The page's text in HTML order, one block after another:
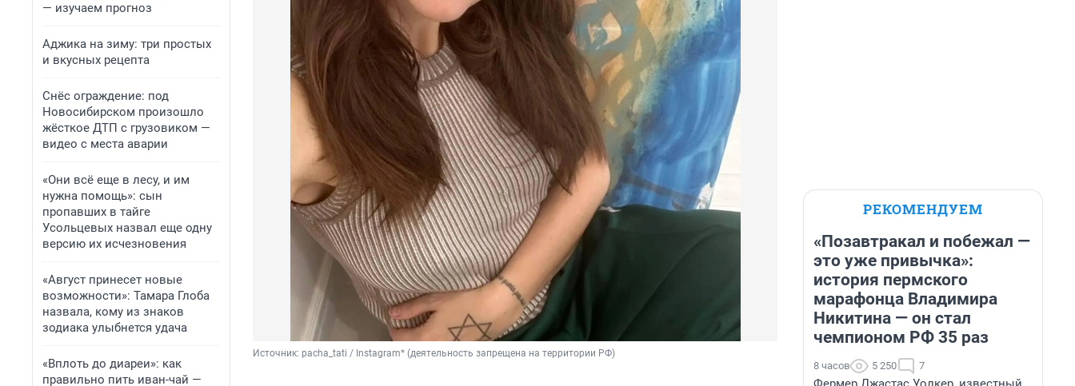
— изучаем прогноз
Аджика на зиму: три простых
и вкусных рецепта
Снёс ограждение: под
Новосибирском произошло
жёсткое ДТП с грузовиком —
видео с места аварии
«Они всё еще в лесу, и им
нужна помощь»: сын
пропавших в тайге
Усольцевых назвал еще одну
версию их исчезновения
«Август принесет новые
возможности»: Тамара Глоба
назвала, кому из знаков
зодиака улыбнется удача
«Вплоть до диареи»: как
правильно пить иван-чай —
Источник: pacha_tati / Instagram* (деятельность запрещена на территории РФ)
РЕКОМЕНДУЕМ
«Позавтракал и побежал —
это уже привычка»:
история пермского
марафонца Владимира
Никитина — он стал
чемпионом РФ 35 раз
8 часов 5 250 7